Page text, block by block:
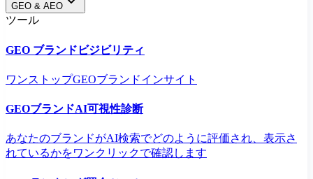
GEO & AEO
ツール
GEO ブランドビジビリティ
ワンストップGEOブランドインサイト
GEOブランドAI可視性診断
あなたのブランドがAI検索でどのように評価され、表示さ
れているかをワンクリックで確認します